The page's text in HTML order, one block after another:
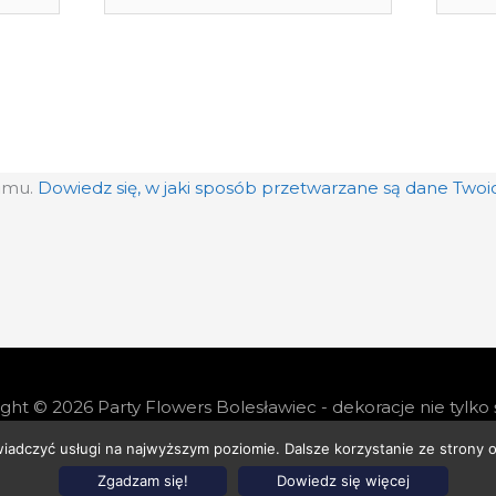
mail*
Dowiedz się, w jaki sposób przetwarzane są dane
© 2026 Party Flowers Bolesławiec - dekoracje nie tylko
i cookies Polityka Jakości Polityka Ekologiczna
usługi na najwyższym poziomie. Dalsze korzystanie ze strony
Zgadzam się!
Dowiedz się więcej